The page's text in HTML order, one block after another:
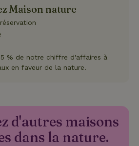
Maison nature
5 % de notre chiffre d'affaires à
en faveur de la nature.
d'autres maisons
dans la nature.
des
Cookie-
fonctionne
de confidentialité de Google